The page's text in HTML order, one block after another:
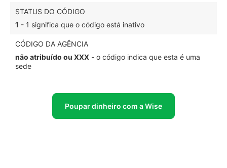
STATUS DO CÓDIGO
1 - 1 significa que o código está inativo
CÓDIGO DA AGÊNCIA
não atribuído ou XXX - o código indica que esta é uma
sede
Poupar dinheiro com a Wise